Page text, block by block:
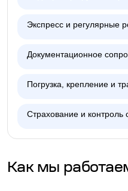
Экспресс и регулярные
Документационное
Погрузка, крепление и
Страхование и контроль
Как мы